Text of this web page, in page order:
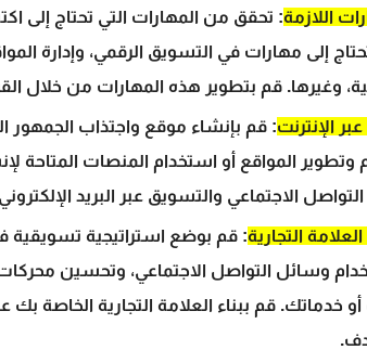
اللازمة: تحقق من المهارات التي تحتاج إلى
إلى مهارات في التسويق الرقمي، وإدارة
وغيرها. قم بتطوير هذه المهارات من خلال
الإنترنت: قم بإنشاء موقع واجتذاب الجمهور
المواقع أو استخدام المنصات المتاحة
الاجتماعي والتسويق عبر البريد
التجارية: قم بوضع استراتيجية تسويقية
وسائل التواصل الاجتماعي، وتحسين محركات
أو خدماتك. قم ببناء العلامة التجارية الخاصة